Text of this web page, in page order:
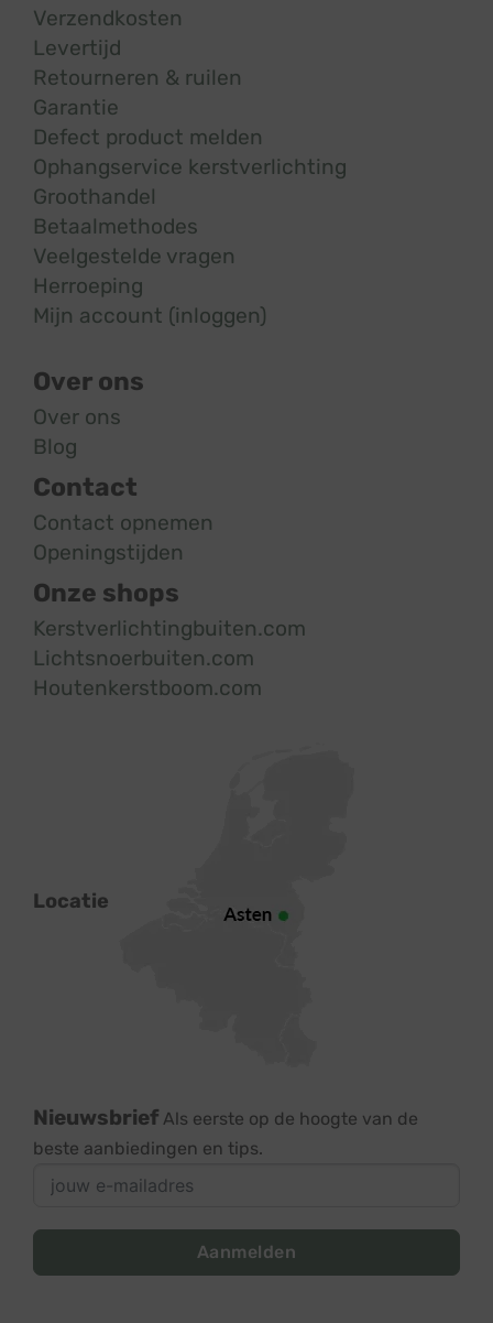
Verzendkosten
Levertijd
Retourneren & ruilen
Garantie
Defect product melden
Ophangservice kerstverlichting
Groothandel
Betaalmethodes
Veelgestelde vragen
Herroeping
Mijn account (inloggen)
Over ons
Over ons
Blog
Contact
Contact opnemen
Openingstijden
Onze shops
Kerstverlichtingbuiten.com
Lichtsnoerbuiten.com
Houtenkerstboom.com
Locatie
Nieuwsbrief Als eerste op de hoogte van de
beste aanbiedingen en tips.
Aanmelden